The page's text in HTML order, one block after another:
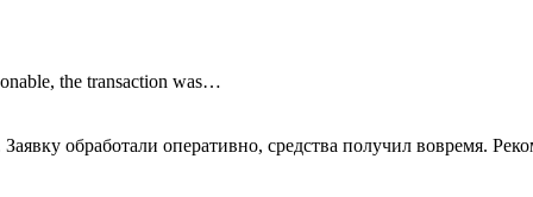
the transaction was…
обработали оперативно, средства получил вовремя.